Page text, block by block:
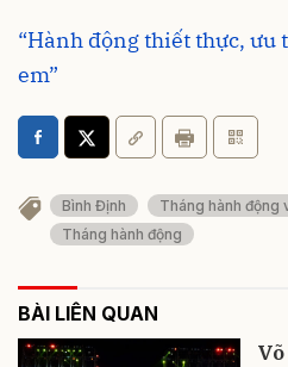
“Hành động thiết thực, ưu
em”
Bình Định Tháng hành động
Tháng hành động
BÀI LIÊN QUAN